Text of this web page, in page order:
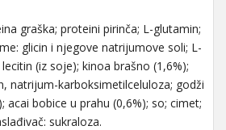
graška; proteini pirinča; L-glutamin;
glicin i njegove natrijumove soli; L-
(iz soje); kinoa brašno (1,6%);
natrijum-karboksimetilceluloza; godži
acai bobice u prahu (0,6%); so; cimet;
sukraloza.